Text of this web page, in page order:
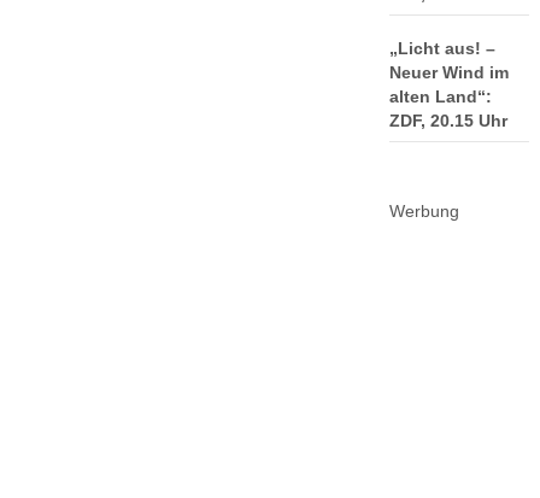
„Licht aus! –
Neuer Wind im
alten Land“:
ZDF, 20.15 Uhr
Werbung